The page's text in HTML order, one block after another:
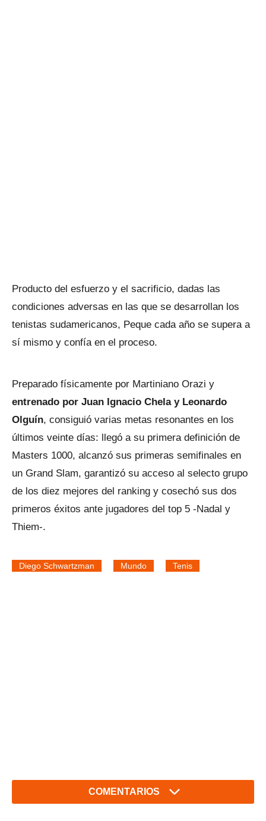
Producto del esfuerzo y el sacrificio, dadas las
condiciones adversas en las que se desarrollan los
tenistas sudamericanos, Peque cada año se supera a
sí mismo y confía en el proceso.
Preparado físicamente por Martiniano Orazi y
entrenado por Juan Ignacio Chela y Leonardo
Olguín, consiguió varias metas resonantes en los
últimos veinte días: llegó a su primera definición de
Masters 1000, alcanzó sus primeras semifinales en
un Grand Slam, garantizó su acceso al selecto grupo
de los diez mejores del ranking y cosechó sus dos
primeros éxitos ante jugadores del top 5 -Nadal y
Thiem-.
Diego Schwartzman Mundo Tenis
COMENTARIOS